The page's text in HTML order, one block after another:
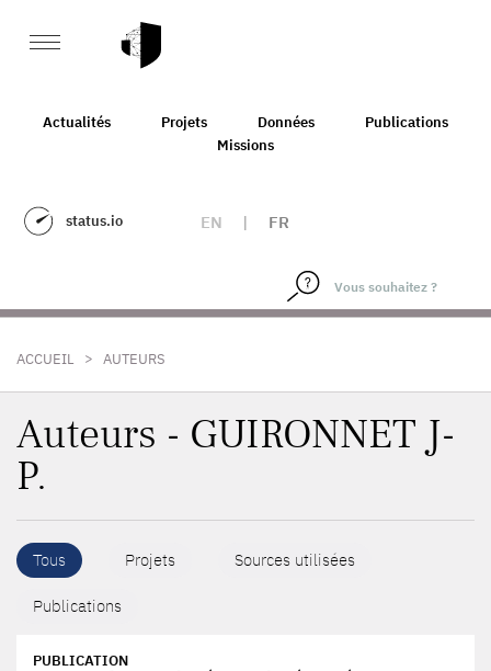
Actualités Projets Données
Publications
Missions
status.io EN | FR
ACCUEIL > AUTEURS
Auteurs - GUIRONNET J-
P.
Tous Projets Sources utilisées
Publications
PUBLICATION